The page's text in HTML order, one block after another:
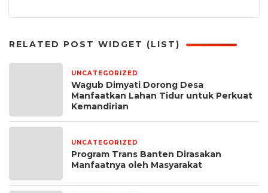
RELATED POST WIDGET (LIST)
UNCATEGORIZED
Wagub Dimyati Dorong Desa
Manfaatkan Lahan Tidur untuk Perkuat
Kemandirian
UNCATEGORIZED
Program Trans Banten Dirasakan
Manfaatnya oleh Masyarakat